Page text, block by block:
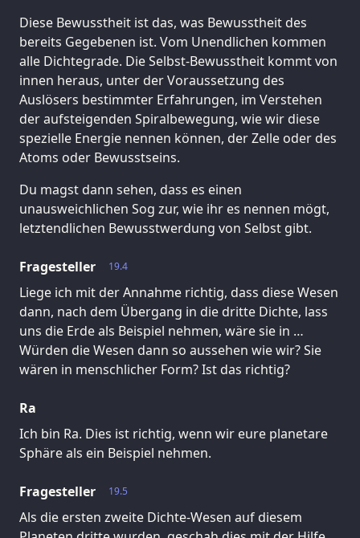
Diese Bewusstheit ist das, was Bewusstheit des
bereits Gegebenen ist. Vom Unendlichen kommen
alle Dichtegrade. Die Selbst-Bewusstheit kommt von
innen heraus, unter der Voraussetzung des
Auslösers bestimmter Erfahrungen, im Verstehen
der aufsteigenden Spiralbewegung, wie wir diese
spezielle Energie nennen können, der Zelle oder des
Atoms oder Bewusstseins.
Du magst dann sehen, dass es einen
unausweichlichen Sog zur, wie ihr es nennen mögt,
letztendlichen Bewusstwerdung von Selbst gibt.
19.4
Fragesteller
Liege ich mit der Annahme richtig, dass diese Wesen
dann, nach dem Übergang in die dritte Dichte, lass
uns die Erde als Beispiel nehmen, wäre sie in …
Würden die Wesen dann so aussehen wie wir? Sie
wären in menschlicher Form? Ist das richtig?
Ra
Ich bin Ra. Dies ist richtig, wenn wir eure planetare
Sphäre als ein Beispiel nehmen.
19.5
Fragesteller
Als die ersten zweite Dichte-Wesen auf diesem